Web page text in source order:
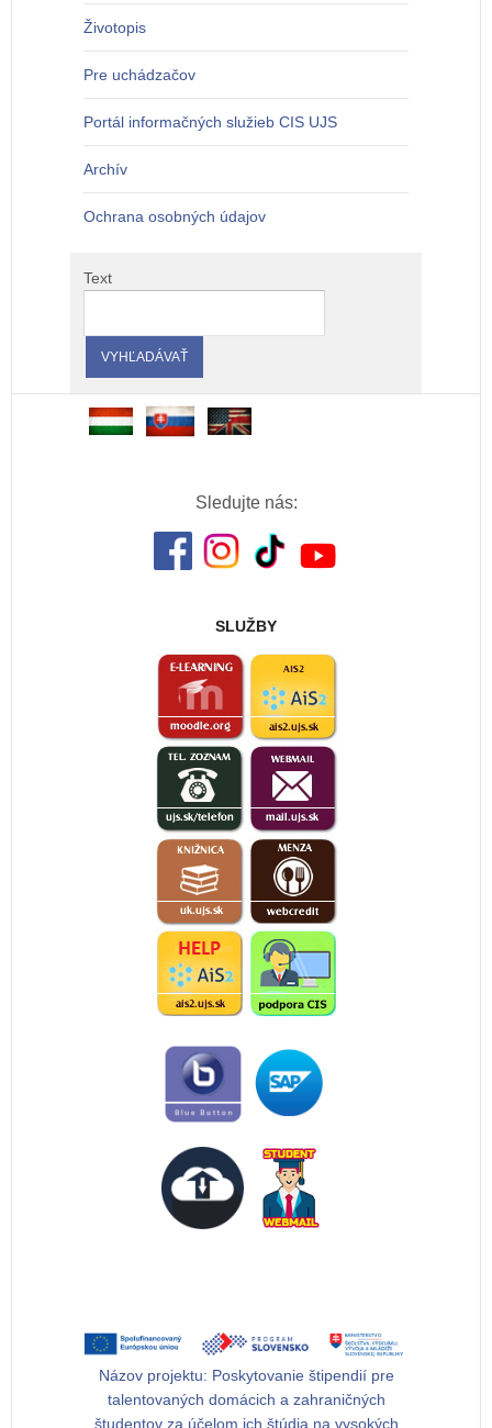
Životopis
Pre uchádzačov
Portál informačných služieb CIS UJS
Archív
Ochrana osobných údajov
Text
Sledujte nás:
SLUŽBY
Názov projektu: Poskytovanie štipendií pre
talentovaných domácich a zahraničných
študentov za účelom ich štúdia na vysokých